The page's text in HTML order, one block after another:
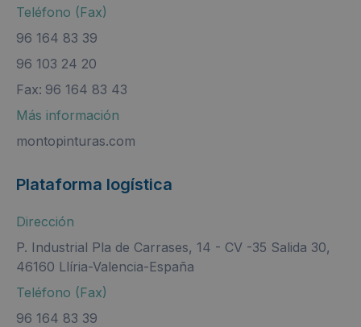
Teléfono (Fax)
96 164 83 39
96 103 24 20
Fax: 96 164 83 43
Más información
montopinturas.com
Plataforma logística
Dirección
P. Industrial Pla de Carrases, 14 - CV -35 Salida 30,
46160 Llíria-Valencia-España
Teléfono (Fax)
96 164 83 39